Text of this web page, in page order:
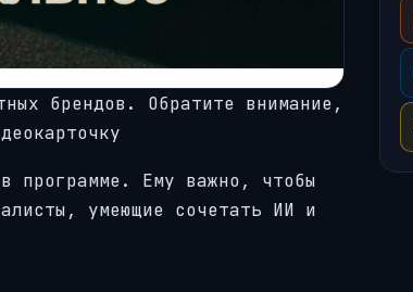
брендов. Обратите внимание,
программе. Ему важно, чтобы
умеющие сочетать ИИ и